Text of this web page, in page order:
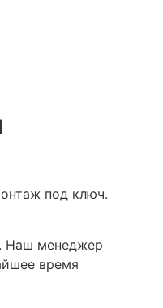
под ключ.
Наш менеджер
время